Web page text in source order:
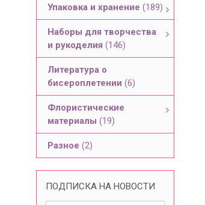
Упаковка и хранение (189)
Наборы для творчества
и рукоделия (146)
Литература о
бисероплетении (6)
Флористические
материалы (19)
Разное (2)
ПОДПИСКА НА НОВОСТИ